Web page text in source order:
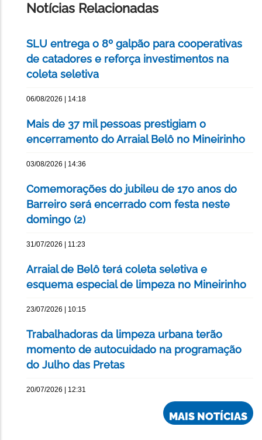
Notícias Relacionadas
SLU entrega o 8º galpão para cooperativas
de catadores e reforça investimentos na
coleta seletiva
06/08/2026 | 14:18
Mais de 37 mil pessoas prestigiam o
encerramento do Arraial Belô no Mineirinho
03/08/2026 | 14:36
Comemorações do jubileu de 170 anos do
Barreiro será encerrado com festa neste
domingo (2)
31/07/2026 | 11:23
Arraial de Belô terá coleta seletiva e
esquema especial de limpeza no Mineirinho
23/07/2026 | 10:15
Trabalhadoras da limpeza urbana terão
momento de autocuidado na programação
do Julho das Pretas
20/07/2026 | 12:31
MAIS NOTÍCIAS